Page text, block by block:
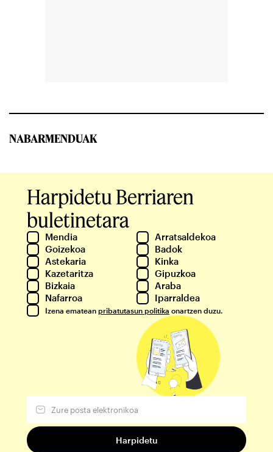
NABARMENDUAK
Harpidetu Berriaren
buletinetara
Mendia
Arratsaldekoa
Goizekoa
Badok
Astekaria
Kinka
Kazetaritza
Gipuzkoa
Bizkaia
Araba
Nafarroa
Iparraldea
Izena ematean pribatutasun politika onartzen duzu.